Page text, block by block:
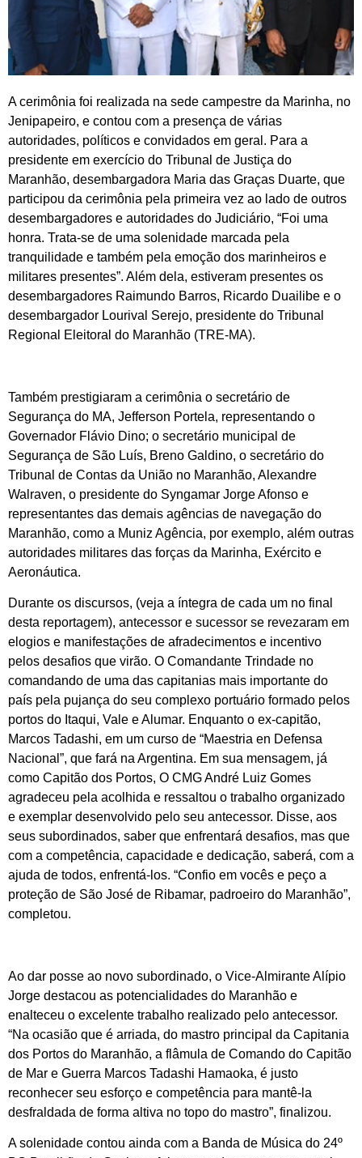
A cerimônia foi realizada na sede campestre da Marinha, no
Jenipapeiro, e contou com a presença de várias
autoridades, políticos e convidados em geral. Para a
presidente em exercício do Tribunal de Justiça do
Maranhão, desembargadora Maria das Graças Duarte, que
participou da cerimônia pela primeira vez ao lado de outros
desembargadores e autoridades do Judiciário, “Foi uma
honra. Trata-se de uma solenidade marcada pela
tranquilidade e também pela emoção dos marinheiros e
militares presentes”. Além dela, estiveram presentes os
desembargadores Raimundo Barros, Ricardo Duailibe e o
desembargador Lourival Serejo, presidente do Tribunal
Regional Eleitoral do Maranhão (TRE-MA).
Também prestigiaram a cerimônia o secretário de
Segurança do MA, Jefferson Portela, representando o
Governador Flávio Dino; o secretário municipal de
Segurança de São Luís, Breno Galdino, o secretário do
Tribunal de Contas da União no Maranhão, Alexandre
Walraven, o presidente do Syngamar Jorge Afonso e
representantes das demais agências de navegação do
Maranhão, como a Muniz Agência, por exemplo, além outras
autoridades militares das forças da Marinha, Exército e
Aeronáutica.
Durante os discursos, (veja a íntegra de cada um no final
desta reportagem), antecessor e sucessor se revezaram em
elogios e manifestações de afradecimentos e incentivo
pelos desafios que virão. O Comandante Trindade no
comandando de uma das capitanias mais importante do
país pela pujança do seu complexo portuário formado pelos
portos do Itaqui, Vale e Alumar. Enquanto o ex-capitão,
Marcos Tadashi, em um curso de “Maestria en Defensa
Nacional”, que fará na Argentina. Em sua mensagem, já
como Capitão dos Portos, O CMG André Luiz Gomes
agradeceu pela acolhida e ressaltou o trabalho organizado
e exemplar desenvolvido pelo seu antecessor. Disse, aos
seus subordinados, saber que enfrentará desafios, mas que
com a competência, capacidade e dedicação, saberá, com a
ajuda de todos, enfrentá-los. “Confio em vocês e peço a
proteção de São José de Ribamar, padroeiro do Maranhão”,
completou.
Ao dar posse ao novo subordinado, o Vice-Almirante Alípio
Jorge destacou as potencialidades do Maranhão e
enalteceu o excelente trabalho realizado pelo antecessor.
“Na ocasião que é arriada, do mastro principal da Capitania
dos Portos do Maranhão, a flâmula de Comando do Capitão
de Mar e Guerra Marcos Tadashi Hamaoka, é justo
reconhecer seu esforço e competência para mantê-la
desfraldada de forma altiva no topo do mastro”, finalizou.
A solenidade contou ainda com a Banda de Música do 24º